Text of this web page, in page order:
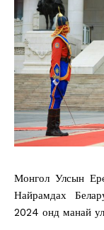
Монгол Улсын
Найрамдах
2024 онд манай